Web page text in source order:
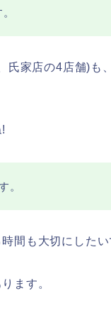
氏家店の4店舗)も
。
間も大切にしたい
ます。